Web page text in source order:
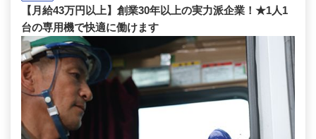
【月給43万円以上】創業30年以上の実力派企業！★1人1
台の専用機で快適に働けます